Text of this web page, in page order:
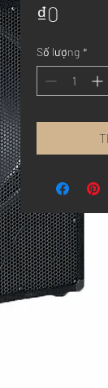
₫0
Số lượng *